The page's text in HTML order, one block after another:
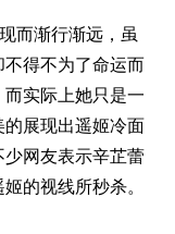
而渐行渐远，虽
得不为了命运而
实际上她只是一
展现出遥姬冷面
网友表示辛芷蕾
的视线所秒杀。